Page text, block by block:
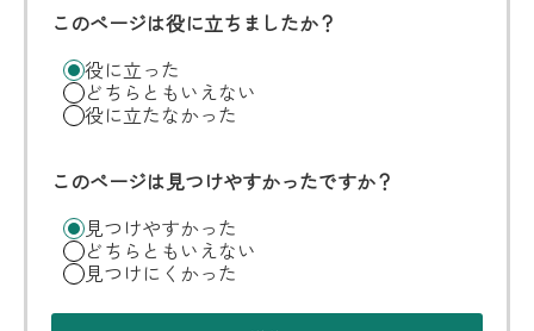
このページは役に立ちましたか？
役に立った
どちらともいえない
役に立たなかった
このページは見つけやすかったですか？
見つけやすかった
どちらともいえない
見つけにくかった